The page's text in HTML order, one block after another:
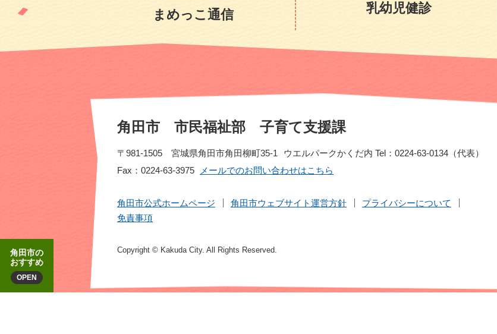
まめっこ通信
乳幼児健診
角田市 市民福祉部 子育て支援課
〒981-1505 宮城県角田市角田柳町35-1 ウエルパークかくだ内 Tel：0224-63-0134（代表）
Fax：0224-63-3975
メールでのお問い合わせはこちら
角田市公式ホームページ 角田市ウェブサイト運営方針
プライバシーについて
免責事項
Copyright © Kakuda City. All Rights Reserved.
角田市の
おすすめ